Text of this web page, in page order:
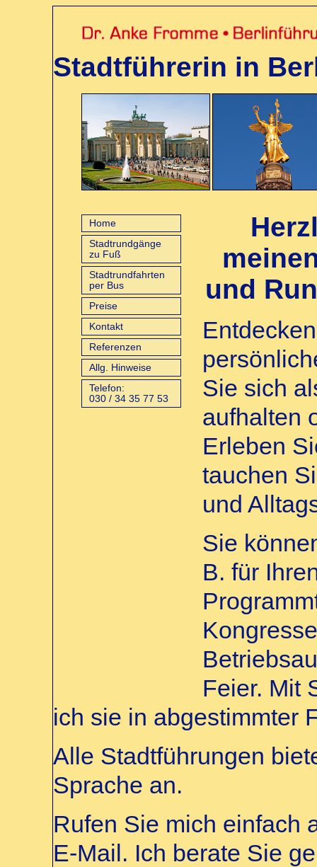
Stadtführerin in
Home
Stadtrundgänge
zu Fuß
Stadtrundfahrten
per Bus
Preise
Kontakt
Referenzen
Allg. Hinweise
Telefon:
030 / 34 35 77 53
und
Sie sich
aufhalten
Erleben
tauchen
und
Sie
B. für
Feier. Mit
ich sie in abgestimmter
Alle Stadtführungen
Sprache an.
Rufen Sie mich einfach
E-Mail. Ich berate Sie